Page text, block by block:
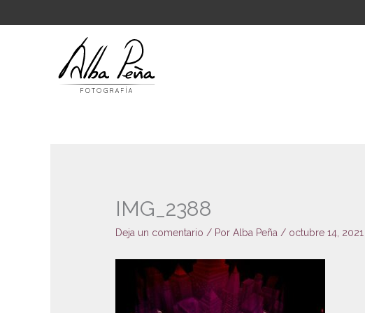
al
IMG_2388
Deja un comentario / PorAlba Peña / octubre 14, 2021